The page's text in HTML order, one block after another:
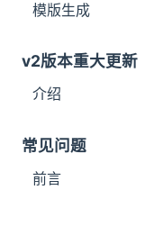
模版生成
v2版本重大更新
介绍
常见问题
前言